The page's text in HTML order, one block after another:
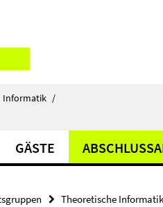
Informatik /
GÄSTE
Theoretische Informatik